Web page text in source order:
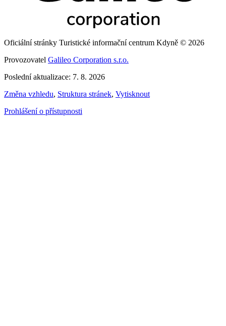
Oficiální stránky Turistické informační centrum Kdyně © 2026
Provozovatel Galileo Corporation s.r.o.
Poslední aktualizace: 7. 8. 2026
Změna vzhledu, Struktura stránek, Vytisknout
Prohlášení o přístupnosti